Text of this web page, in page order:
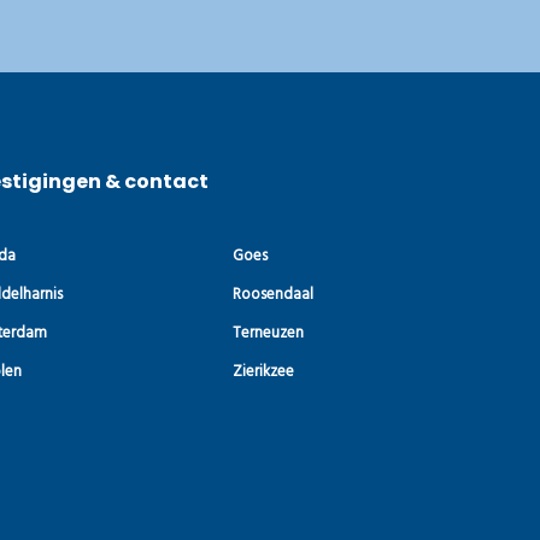
& contact
Goes
Roosendaal
Terneuzen
Zierikzee